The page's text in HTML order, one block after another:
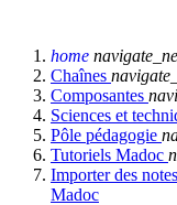
home
Chaînes
Composantes
Sciences et
Pôle pédagogie
Tutoriels Madoc
Importer des
Madoc